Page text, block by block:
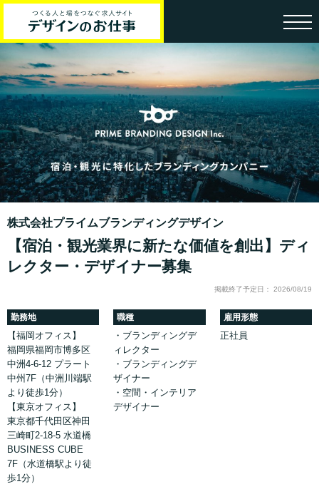
株式会社プライムブランディングデザイン
【宿泊・観光業界に新たな価値を創出】ディ
レクター・デザイナー募集
掲載終了予定日： 2026/08/19
勤務地
【福岡オフィス】
福岡県福岡市博多区
中洲4-6-12 プラート
中州7F（中洲川端駅
より徒歩1分）
【東京オフィス】
東京都千代田区神田
三崎町2-18-5 水道橋
BUSINESS CUBE
7F（水道橋駅より徒
歩1分）
職種
・ブランディングデ
ィレクター
・ブランディングデ
ザイナー
・空間・インテリア
デザイナー
雇用形態
正社員